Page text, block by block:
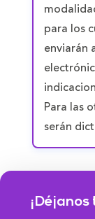
para los
enviarán
Para las
serán